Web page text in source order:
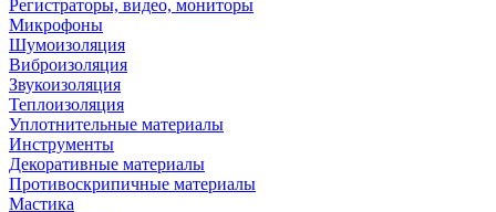
Регистраторы, видео, мониторы
Микрофоны
Шумоизоляция
Виброизоляция
Звукоизоляция
Теплоизоляция
Уплотнительные материалы
Инструменты
Декоративные материалы
Противоскрипичные материалы
Мастика